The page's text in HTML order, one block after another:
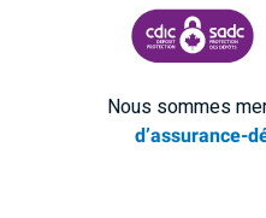
SOCIÉTÉ
Nous sommes
d’assurance-